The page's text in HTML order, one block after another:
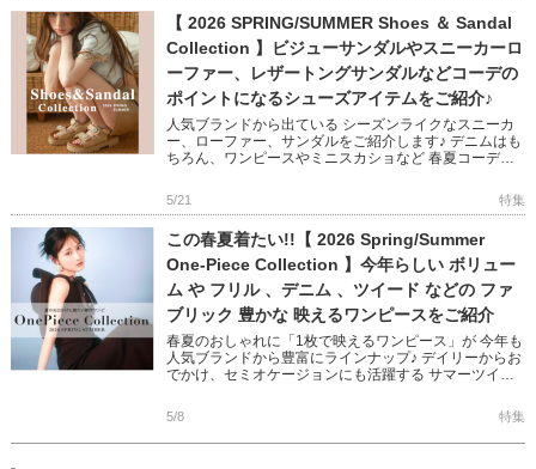
【 2026 SPRING/SUMMER Shoes ＆ Sandal
Collection 】ビジューサンダルやスニーカーロ
ーファー、レザートングサンダルなどコーデの
ポイントになるシューズアイテムをご紹介♪
人気ブランドから出ている シーズンライクなスニーカ
ー、ローファー、サンダルをご紹介します♪ デニムはも
ちろん、ワンピースやミニスカショなど 春夏コーデに
5/21 特集
この春夏着たい!!【 2026 Spring/Summer
One-Piece Collection 】今年らしい ボリュー
ム や フリル 、デニム 、ツイード などの ファ
ブリック 豊かな 映えるワンピースをご紹介
春夏のおしゃれに「1枚で映えるワンピース」が 今年も
人気ブランドから豊富にラインナップ♪ デイリーからお
でかけ、セミオケージョンにも活躍する サマーツイー
5/8 特集